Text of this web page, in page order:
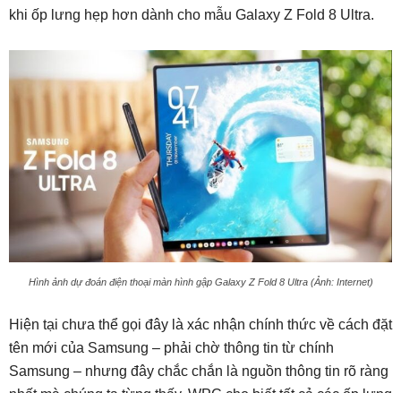
khi ốp lưng hẹp hơn dành cho mẫu Galaxy Z Fold 8 Ultra.
Hình ảnh dự đoán điện thoại màn hình gập Galaxy Z Fold 8 Ultra (Ảnh: Internet)
Hiện tại chưa thể gọi đây là xác nhận chính thức về cách đặt
tên mới của Samsung – phải chờ thông tin từ chính
Samsung – nhưng đây chắc chắn là nguồn thông tin rõ ràng